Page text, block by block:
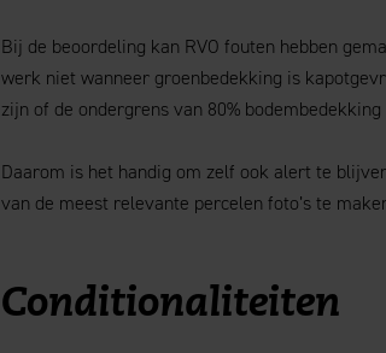
Bij de beoordeling kan RVO fouten hebben
werk niet wanneer groenbedekking is
zijn of de ondergrens van 80%
Daarom is het handig om zelf ook alert te
van de meest relevante percelen foto’s te
Conditionaliteiten